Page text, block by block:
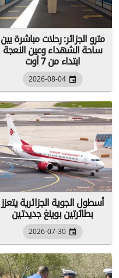
مترو الجزائر: رحلات مباشرة بين
ساحة الشهداء وعين النعجة
ابتداء من 7 أوت
2026-08-04
أسطول الجوية الجزائرية يتعزز
بطائرتين بوينغ جديدتين
2026-07-30